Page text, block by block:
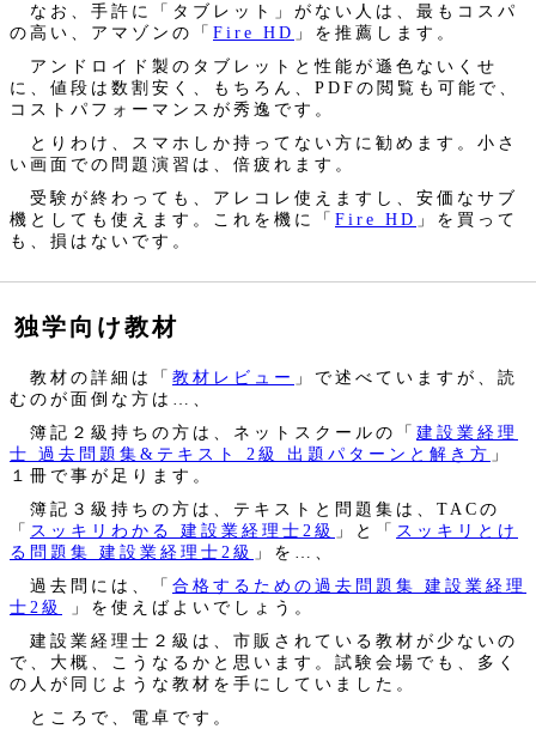
なお、手許に「タブレット」がない人は、最もコスパ
の高い、アマゾンの「 Fire HD 」を推薦します。
アンドロイド製のタブレットと性能が遜色ないくせ
に、値段は数割安く、もちろん、PDFの閲覧も可能で、
コストパフォーマンスが秀逸です。
とりわけ、スマホしか持ってない方に勧めます。小さ
い画面での問題演習は、倍疲れます。
受験が終わっても、アレコレ使えますし、安価なサブ
機としても使えます。これを機に「 Fire HD 」を買って
も、損はないです。
独学向け教材
教材の詳細は「 教材レビュー 」で述べていますが、読
むのが面倒な方は…、
簿記２級持ちの方は、ネットスクールの「 建設業経理
士 過去問題集&テキスト 2級 出題パターンと解き方 」
１冊で事が足ります。
簿記３級持ちの方は、テキストと問題集は、TACの
「 スッキリわかる 建設業経理士2級 」と「 スッキリとけ
る問題集 建設業経理士2級
」を…、
過去問には、「 合格するための過去問題集 建設業経理
士2級
」を使えばよいでしょう。
建設業経理士２級は、市販されている教材が少ないの
で、大概、こうなるかと思います。試験会場でも、多く
の人が同じような教材を手にしていました。
ところで、電卓です。